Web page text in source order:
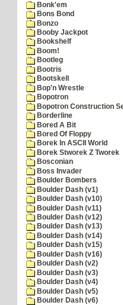
Bonk'em
Bons Bond
Bonzo
Booby Jackpot
Bookshelf
Boom!
Bootleg
Bootris
Bootskell
Bop'n Wrestle
Bopotron
Bopotron Construction
Borderline
Bored A Bit
Bored Of Floppy
Borek In ASCII World
Borek Stworek Z Tworek
Bosconian
Boss Invader
Boulder Bombers
Boulder Dash (v1)
Boulder Dash (v10)
Boulder Dash (v11)
Boulder Dash (v12)
Boulder Dash (v13)
Boulder Dash (v14)
Boulder Dash (v15)
Boulder Dash (v16)
Boulder Dash (v2)
Boulder Dash (v3)
Boulder Dash (v4)
Boulder Dash (v5)
Boulder Dash (v6)